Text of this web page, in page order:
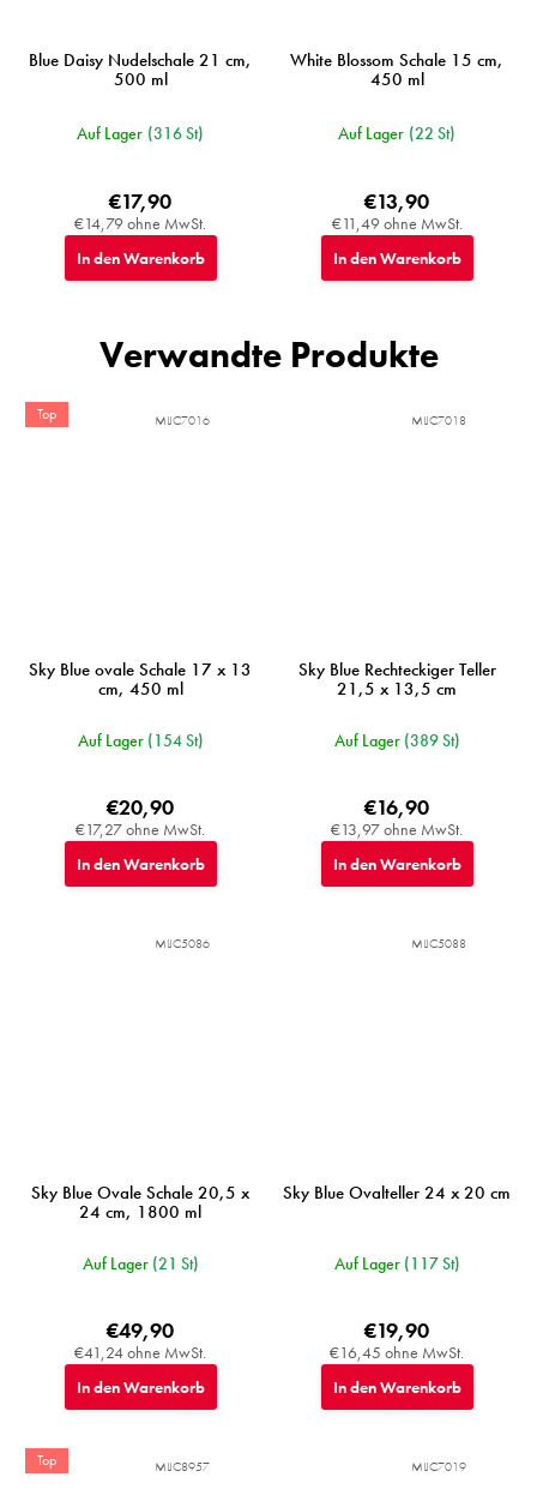
Blue Daisy Nudelschale 21 cm,
500 ml
Auf Lager (316 St)
€14,79 ohne MwSt.
€17,90
In den Warenkorb
White Blossom Schale 15 cm,
450 ml
Auf Lager (22 St)
€11,49 ohne MwSt.
€13,90
In den Warenkorb
Verwandte Produkte
Top
Sky Blue ovale Schale 17 x 13
cm, 450 ml
Auf Lager (154 St)
€17,27 ohne MwSt.
€20,90
In den Warenkorb
MIJC7016
Sky Blue Rechteckiger Teller
21,5 x 13,5 cm
Auf Lager (389 St)
€13,97 ohne MwSt.
€16,90
In den Warenkorb
MIJC7018
Sky Blue Ovale Schale 20,5 x
24 cm, 1800 ml
Auf Lager (21 St)
€41,24 ohne MwSt.
€49,90
In den Warenkorb
MIJC5086
Sky Blue Ovalteller 24 x 20 cm
Auf Lager (117 St)
€16,45 ohne MwSt.
€19,90
In den Warenkorb
MIJC5088
Top MIJC8957 MIJC7019